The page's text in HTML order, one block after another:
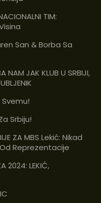
TIM:
San & Borba Sa
NAM JAK KLUB U SRBIJI,
Srbiju!
ZA MBS Lekić: Nikad
Reprezentacije
2024: LEKIĆ,